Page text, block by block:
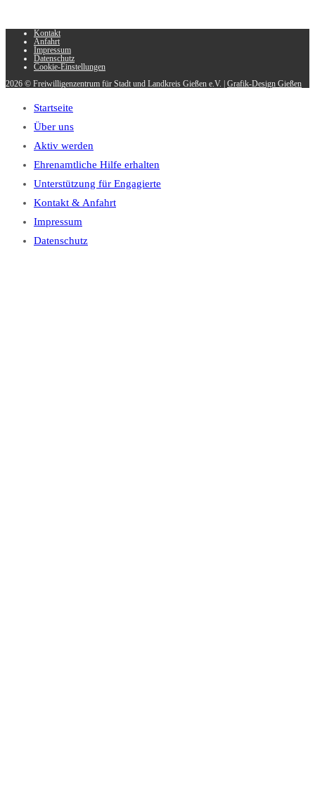
Kontakt
Anfahrt
Impressum
Datenschutz
Cookie-Einstellungen
2026 © Freiwilligenzentrum für Stadt und Landkreis Gießen e.V. | Grafik-Design Gießen
Startseite
Über uns
Aktiv werden
Ehrenamtliche Hilfe erhalten
Unterstützung für Engagierte
Kontakt & Anfahrt
Impressum
Datenschutz